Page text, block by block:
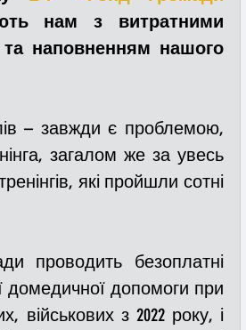
центр
дружина
нам з витратними
та наповненням нашого
– завжди є проблемою,
загалом же за увесь
які пройшли сотні
проводить безоплатні
домедичної допомоги при
військових з 2022 року, і